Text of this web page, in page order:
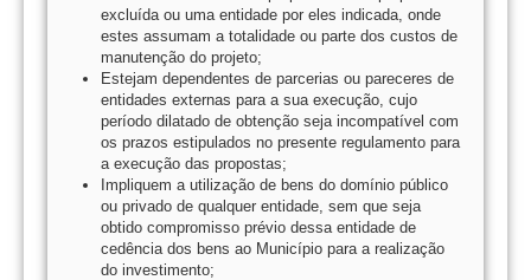
excluída ou uma entidade por eles indicada, onde
estes assumam a totalidade ou parte dos custos de
manutenção do projeto;
Estejam dependentes de parcerias ou pareceres de
entidades externas para a sua execução, cujo
período dilatado de obtenção seja incompatível com
os prazos estipulados no presente regulamento para
a execução das propostas;
Impliquem a utilização de bens do domínio público
ou privado de qualquer entidade, sem que seja
obtido compromisso prévio dessa entidade de
cedência dos bens ao Município para a realização
do investimento;